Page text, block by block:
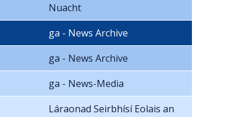
Nuacht
ga - News Archive
ga - News Archive
ga - News-Media
Láraonad Seirbhísí Eolais an